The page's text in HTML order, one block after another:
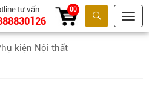
Tìm kiếm
tư vấn 00
kiện Nội thất